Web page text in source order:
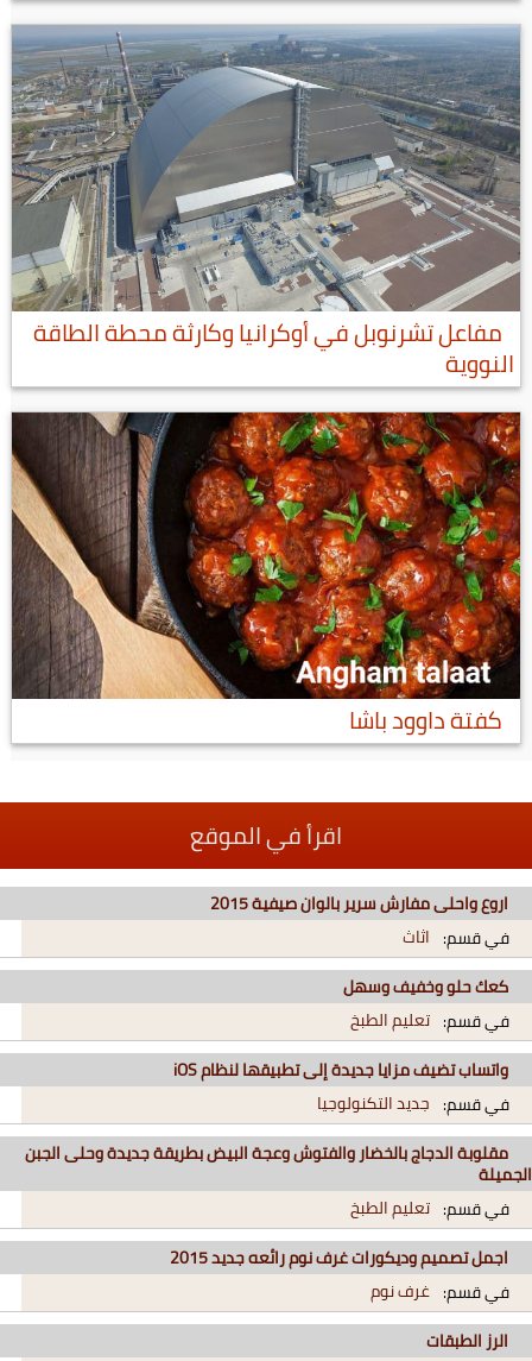
مفاعل تشرنوبل في أوكرانيا وكارثة محطة الطاقة
النووية
كفتة داوود باشا
اقرأ في الموقع
اروع واحلى مفارش سرير بالوان صيفية 2015
في قسم: اثاث
كعك حلو وخفيف وسهل
في قسم: تعليم الطبخ
واتساب تضيف مزايا جديدة إلى تطبيقها لنظام iOS
في قسم: جديد التكنولوجيا
مقلوبة الدجاج بالخضار والفتوش وعجة البيض بطريقة جديدة وحلى الجبن
الجميلة
في قسم: تعليم الطبخ
اجمل تصميم وديكورات غرف نوم رائعه جديد 2015
في قسم: غرف نوم
الرز الطبقات